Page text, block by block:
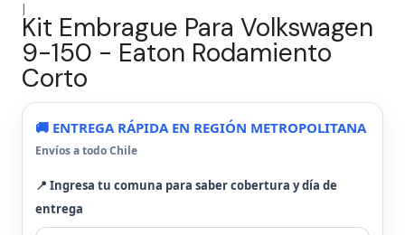
|
Kit Embrague Para Volkswagen
9-150 - Eaton Rodamiento
Corto
🚚 ENTREGA RÁPIDA EN REGIÓN METROPOLITANA
Envíos a todo Chile
📍 Ingresa tu comuna para saber cobertura y día de
entrega